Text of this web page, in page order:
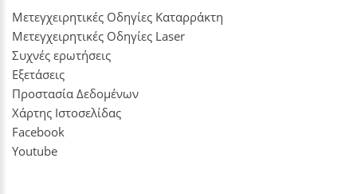
Μετεγχειρητικές Οδηγίες Καταρράκτη
Μετεγχειρητικές Οδηγίες Laser
Συχνές ερωτήσεις
Εξετάσεις
Προστασία Δεδομένων
Χάρτης Ιστοσελίδας
Facebook
Youtube